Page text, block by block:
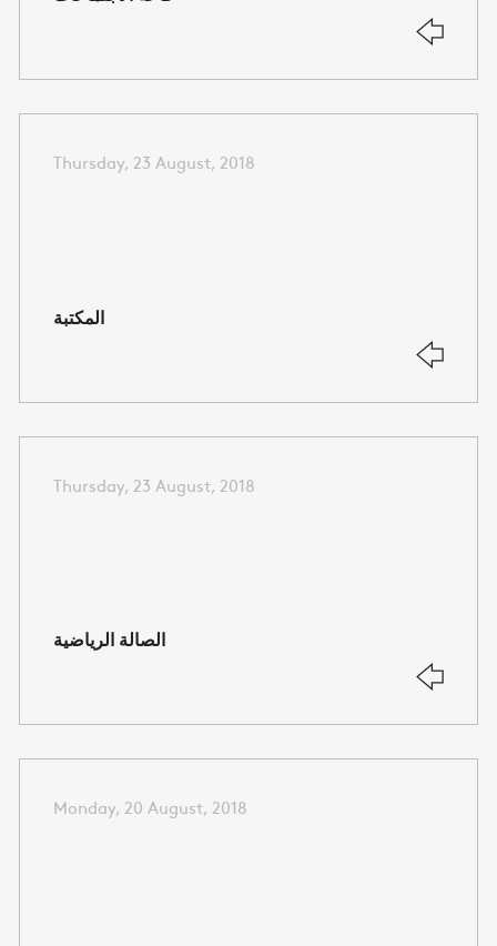
Thursday, 23 August, 2018
المكتبة
Thursday, 23 August, 2018
الصالة الرياضية
Monday, 20 August, 2018